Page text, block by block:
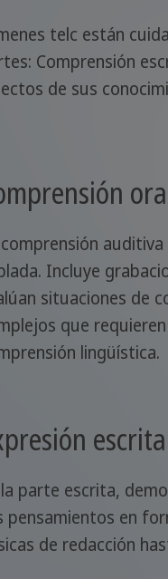
telc están
Comprensión
de sus
Incluye
situaciones de
que
lingüística.
escrita
la parte escrita,
pensamientos en
de redacción